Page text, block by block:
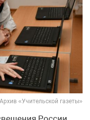
«Учительской газеты»